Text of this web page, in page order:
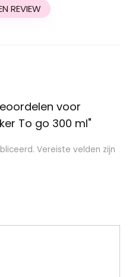
REVIEW
voor
To go 300 ml"
Vereiste velden zijn